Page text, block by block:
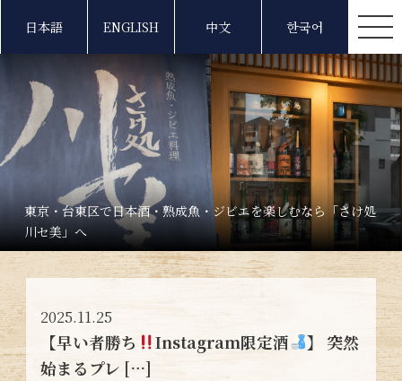
日本語 ENGLISH 中文 한국어
東京・台東区で日本酒・熟成魚・ジビエを楽しむなら「さけ処
川セ美」へ
2025.11.25
【早い者勝ち Instagram限定酒
】 突然
始まるプレ […]